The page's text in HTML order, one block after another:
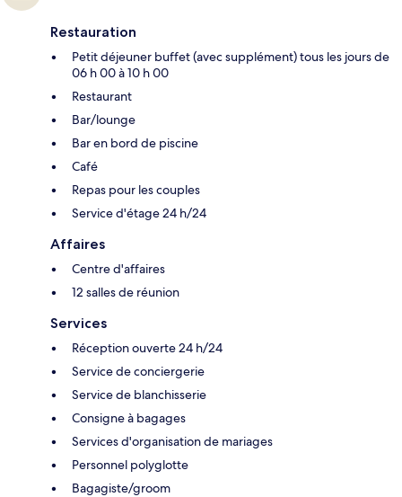
Restauration
Petit déjeuner buffet (avec supplément) tous les jours de
06 h 00 à 10 h 00
Restaurant
Bar/lounge
Bar en bord de piscine
Café
Repas pour les couples
Service d'étage 24 h/24
Affaires
Centre d'affaires
12 salles de réunion
Services
Réception ouverte 24 h/24
Service de conciergerie
Service de blanchisserie
Consigne à bagages
Services d'organisation de mariages
Personnel polyglotte
Bagagiste/groom